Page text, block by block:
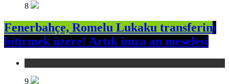
8
Fenerbahçe, Romelu Lukaku transferini
bitirmek üzere! Artık imza an meselesi
9